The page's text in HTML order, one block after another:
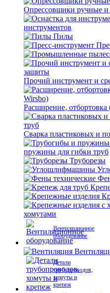
Опрессовщики ручные и
инструментов
Пилы
Прочий инструмент и
Расширение,
Сварка пластиковых и
пружины для гибки труб
Труборезы
хомутами
Вентиляционное
оборудование
Детали
трубопроводов,
хомуты и
крепеж